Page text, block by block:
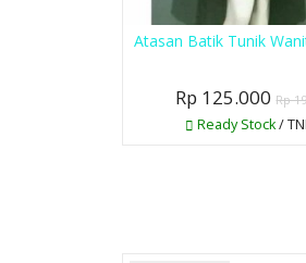
Atasan Batik Tunik
Rp 125.000 Rp
Ready Stock/